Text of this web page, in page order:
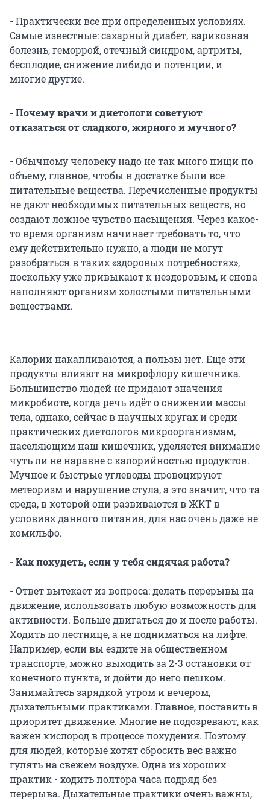
- Практически все при определенных условиях.
Самые известные: сахарный диабет, варикозная
болезнь, геморрой, отечный синдром, артриты,
бесплодие, снижение либидо и потенции, и
многие другие.
- Почему врачи и диетологи советуют
отказаться от сладкого, жирного и мучного?
- Обычному человеку надо не так много пищи по
объему, главное, чтобы в достатке были все
питательные вещества. Перечисленные продукты
не дают необходимых питательных веществ, но
создают ложное чувство насыщения. Через какое-
то время организм начинает требовать то, что
ему действительно нужно, а люди не могут
разобраться в таких «здоровых потребностях»,
поскольку уже привыкают к нездоровым, и снова
наполняют организм холостыми питательными
веществами.
Калории накапливаются, а пользы нет. Еще эти
продукты влияют на микрофлору кишечника.
Большинство людей не придают значения
микробиоте, когда речь идёт о снижении массы
тела, однако, сейчас в научных кругах и среди
практических диетологов микроорганизмам,
населяющим наш кишечник, уделяется внимание
чуть ли не наравне с калорийностью продуктов.
Мучное и быстрые углеводы провоцируют
метеоризм и нарушение стула, а это значит, что та
среда, в которой они развиваются в ЖКТ в
условиях данного питания, для нас очень даже не
комильфо.
- Как похудеть, если у тебя сидячая работа?
- Ответ вытекает из вопроса: делать перерывы на
движение, использовать любую возможность для
активности. Больше двигаться до и после работы.
Ходить по лестнице, а не подниматься на лифте.
Например, если вы ездите на общественном
транспорте, можно выходить за 2-3 остановки от
конечного пункта, и дойти до него пешком.
Занимайтесь зарядкой утром и вечером,
дыхательными практиками. Главное, поставить в
приоритет движение. Многие не подозревают, как
важен кислород в процессе похудения. Поэтому
для людей, которые хотят сбросить вес важно
гулять на свежем воздухе. Одна из хороших
практик - ходить полтора часа подряд без
перерыва. Дыхательные практики очень важны,